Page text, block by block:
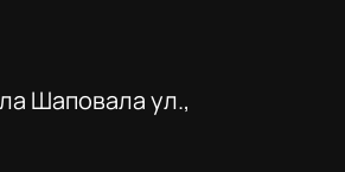
Шаповала ул.,